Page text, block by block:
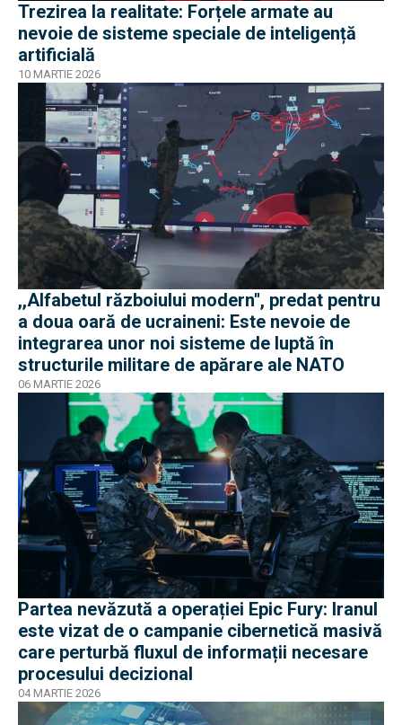
Trezirea la realitate: Forțele armate au
nevoie de sisteme speciale de inteligență
artificială
10 MARTIE 2026
,,Alfabetul războiului modern'', predat pentru
a doua oară de ucraineni: Este nevoie de
integrarea unor noi sisteme de luptă în
structurile militare de apărare ale NATO
06 MARTIE 2026
Partea nevăzută a operației Epic Fury: Iranul
este vizat de o campanie cibernetică masivă
care perturbă fluxul de informații necesare
procesului decizional
04 MARTIE 2026